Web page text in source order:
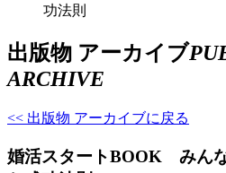
功法則
出版物 アーカイブ
ARCHIVE
<< 出版物 アーカイブに戻る
婚活スタートBOOK みん